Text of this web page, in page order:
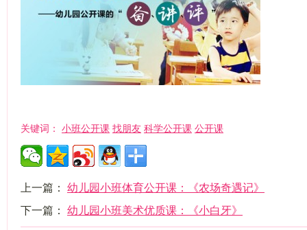
关键词： 小班公开课 找朋友 科学公开课 公开课
上一篇： 幼儿园小班体育公开课：《农场奇遇记》
下一篇： 幼儿园小班美术优质课：《小白牙》